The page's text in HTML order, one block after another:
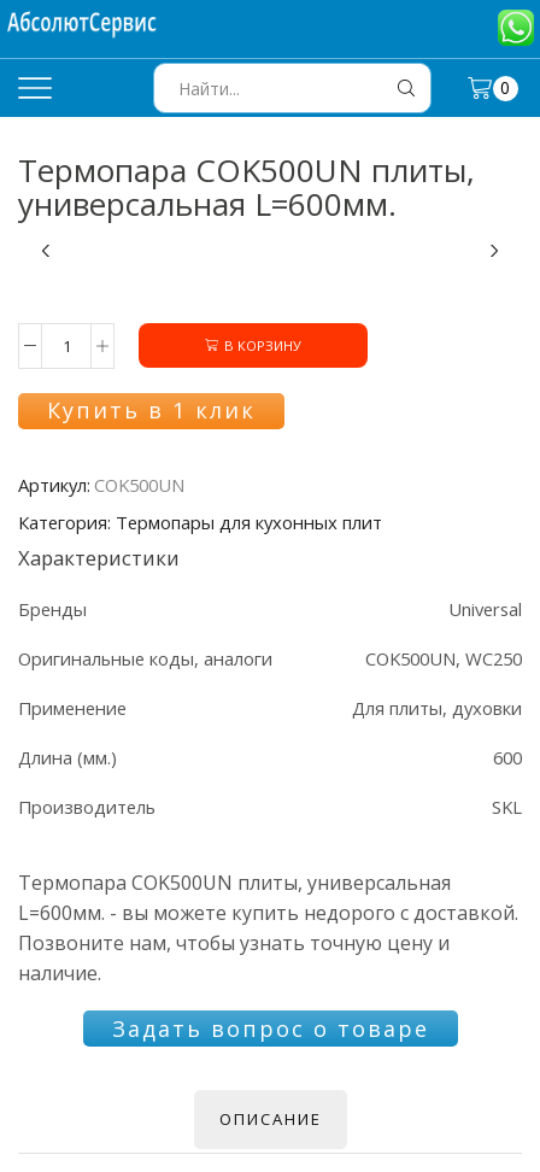
INPUT
0
Термопара COK500UN плиты,
универсальная L=600мм.
Количество
Термопара
COK500UN
L=600мм.
В КОРЗИНУ
Купить в 1 клик
Артикул: COK500UN
Категория: Термопары для кухонных плит
Характеристики
Бренды Universal
Оригинальные коды, аналоги COK500UN, WC250
Применение Для плиты, духовки
Длина (мм.) 600
Производитель SKL
Термопара COK500UN плиты, универсальная
L=600мм. - вы можете купить недорого с доставкой.
Позвоните нам, чтобы узнать точную цену и
наличие.
Задать вопрос о товаре
ОПИСАНИЕ